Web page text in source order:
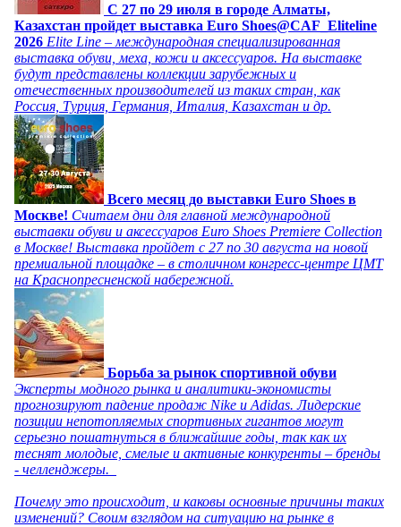
C 27 по 29 июля в городе Алматы,
Казахстан пройдет выставка Euro Shoes@CAF_Eliteline
2026 Elite Line – международная специализированная
выставка обуви, меха, кожи и аксессуаров. На выставке
будут представлены коллекции зарубежных и
отечественных производителей из таких стран, как
Россия, Турция, Германия, Италия, Казахстан и др.
Всего месяц до выставки Euro Shoes в
Москве! Считаем дни для главной международной
выставки обуви и аксессуаров Euro Shoes Premiere Collection
в Москве! Выставка пройдет с 27 по 30 августа на новой
премиальной площадке – в столичном конгресс-центре ЦМТ
на Краснопресненской набережной.
Борьба за рынок спортивной обуви
Эксперты модного рынка и аналитики-экономисты
прогнозируют падение продаж Nike и Adidas. Лидерские
позиции непотопляемых спортивных гигантов могут
серьезно пошатнуться в ближайшие годы, так как их
теснят молодые, смелые и активные конкуренты – бренды
- челленджеры.
Почему это происходит, и каковы основные причины таких
изменений? Своим взглядом на ситуацию на рынке в